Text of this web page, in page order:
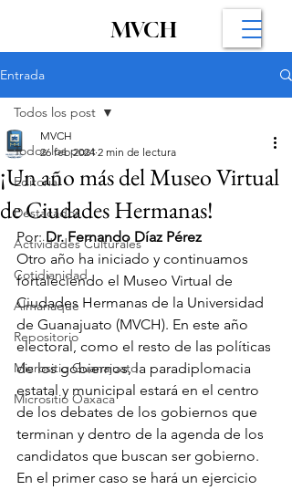
MVCH
Entrada
Todos los post
Editorial
Destacados
Actividades Culturales
Cotidianidad
Almanaque
Repositorio
Micrositio Guanajuato
Micrositio Oaxaca
Todos los post
¡Un año más del Museo Virtual
de Ciudades Hermanas!
MVCH
26 feb 2024 2 min de lectura
Por: Dr. Fernando Díaz Pérez
Otro año ha iniciado y continuamos
fortaleciendo el Museo Virtual de
Ciudades Hermanas de la Universidad
de Guanajuato (MVCH). En este año
electoral, como el resto de las políticas
de los gobiernos, la paradiplomacia
estatal y municipal estará en el centro
de los debates de los gobiernos que
terminan y dentro de la agenda de los
candidatos que buscan ser gobierno.
En el primer caso se hará un ejercicio